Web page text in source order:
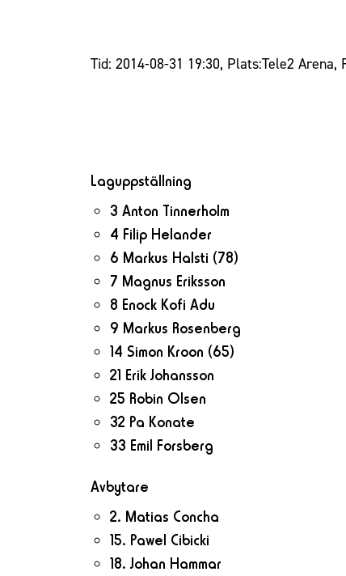
Tid: 2014-08-31 19:30, Plats:Tele2 Arena,
Laguppställning
3 Anton Tinnerholm
4 Filip Helander
6 Markus Halsti (78)
7 Magnus Eriksson
8 Enock Kofi Adu
9 Markus Rosenberg
14 Simon Kroon (65)
21 Erik Johansson
25 Robin Olsen
32 Pa Konate
33 Emil Forsberg
Avbytare
2. Matias Concha
15. Pawel Cibicki
18. Johan Hammar